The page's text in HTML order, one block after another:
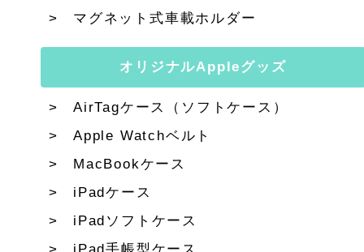
マグネット式車載ホルダー
オリジナルAppleグッズ
AirTagケース（ソフトケース）
Apple Watchベルト
MacBookケース
iPadケース
iPadソフトケース